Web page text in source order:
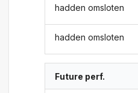
hadden omsloten
hadden omsloten
Future perf.